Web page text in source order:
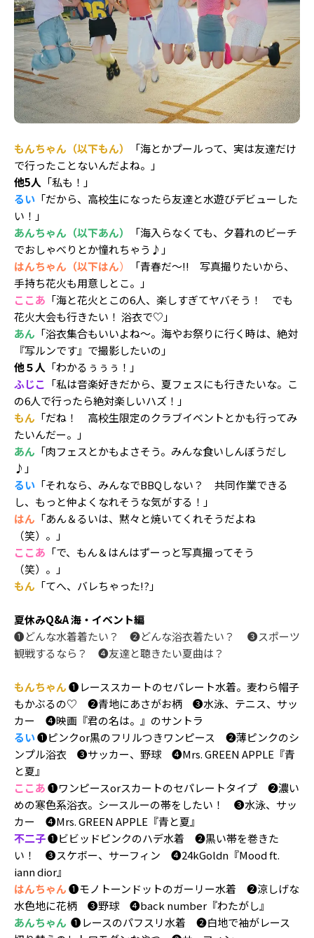
もんちゃん（以下もん）
「海とかプールって、実は友達だけ
で行ったことないんだよね。」
他5人 「私も！」
るい 「だから、高校生になったら友達と水遊びデビューした
い！」
あんちゃん（以下あん）
「海入らなくても、夕暮れのビーチ
でおしゃべりとか憧れちゃう♪」
はんちゃん（以下はん）
「青春だ～!! 写真撮りたいから、
手持ち花火も用意しとこ。」
ここあ 「海と花火とこの6人、楽しすぎてヤバそう！ でも
花火大会も行きたい！ 浴衣で♡」
あん 「浴衣集合もいいよね～。海やお祭りに行く時は、絶対
『写ルンです』で撮影したいの」
他５人 「わかるぅぅぅ！」
ふじこ 「私は音楽好きだから、夏フェスにも行きたいな。こ
の6人で行ったら絶対楽しいハズ！」
もん 「だね！ 高校生限定のクラブイベントとかも行ってみ
たいんだー。」
あん 「肉フェスとかもよさそう。みんな食いしんぼうだし
♪」
るい 「それなら、みんなでBBQしない？ 共同作業できる
し、もっと仲よくなれそうな気がする！」
はん 「あん＆るいは、黙々と焼いてくれそうだよね
（笑）。」
ここあ 「で、もん＆はんはずーっと写真撮ってそう
（笑）。」
もん 「てへ、バレちゃった!?」
夏休みQ&A 海・イベント編
❶どんな水着着たい？ ❷どんな浴衣着たい？ ❸スポーツ
観戦するなら？ ❹友達と聴きたい夏曲は？
もんちゃん❶レーススカートのセパレート水着。麦わら帽子
もかぶるの♡ ❷青地にあさがお柄 ❸水泳、テニス、サッ
カー ❹映画『君の名は。』のサントラ
るい❶ピンクor黒のフリルつきワンピース ❷薄ピンクのシ
ンプル浴衣 ❸サッカー、野球 ❹Mrs. GREEN APPLE『青
と夏』
ここあ❶ワンピースorスカートのセパレートタイプ ❷濃い
めの寒色系浴衣。シースルーの帯をしたい！ ❸水泳、サッ
カー ❹Mrs. GREEN APPLE『青と夏』
不二子❶ビビッドピンクのハデ水着 ❷黒い帯を巻きた
い！ ❸スケボー、サーフィン ❹24kGoldn『Mood ft.
iann dior』
はんちゃん❶モノトーンドットのガーリー水着 ❷涼しげな
水色地に花柄 ❸野球 ❹back number『わたがし』
あんちゃん ❶レースのパフスリ水着 ❷白地で袖がレース